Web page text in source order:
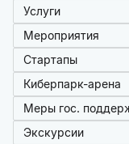
Услуги
Мероприятия
Стартапы
Киберпарк-арена
Меры гос.
Экскурсии